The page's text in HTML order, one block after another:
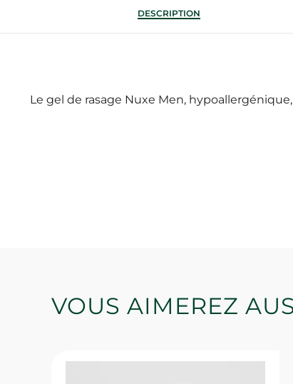
DESCRIPTION
Le gel de rasage Nuxe Men,
VOUS AIMEREZ